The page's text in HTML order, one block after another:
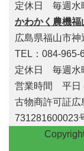
定休日 毎週水
かわかく農機福
広島県福山市
TEL：084-
定休日 毎週水
営業時間 平日
古物商許可証広
731281600023